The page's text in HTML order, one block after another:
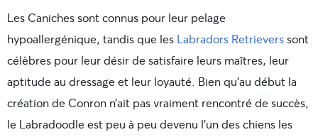
Les Caniches sont connus pour leur pelage
hypoallergénique, tandis que les Labradors Retrieverssont
célèbres pour leur désir de satisfaire leurs maîtres, leur
aptitude au dressage et leur loyauté. Bien qu’au début la
création de Conron n’ait pas vraiment rencontré de succès,
le Labradoodle est peu à peu devenu l’un des chiens les